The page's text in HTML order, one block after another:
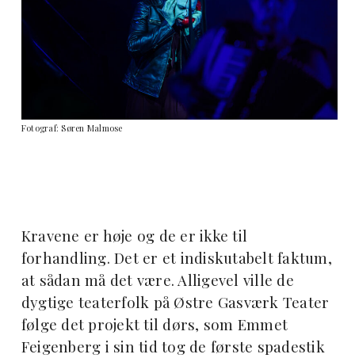
Fotograf: Søren Malmose
Kravene er høje og de er ikke til
forhandling. Det er et indiskutabelt faktum,
at sådan må det være. Alligevel ville de
dygtige teaterfolk på Østre Gasværk Teater
følge det projekt til dørs, som Emmet
Feigenberg i sin tid tog de første spadestik